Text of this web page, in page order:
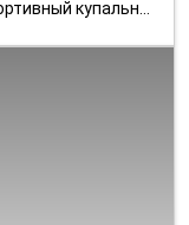
и балетки к нему